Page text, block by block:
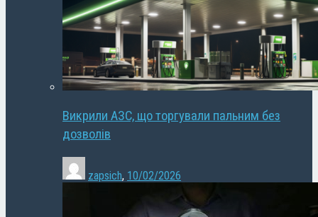
Викрили АЗС, що торгували пальним без
дозволів
zapsich, 10/02/2026